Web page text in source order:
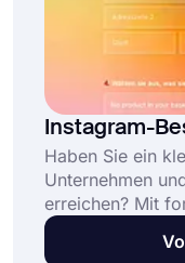
Instagram-
Haben Sie ein
Unternehmen
erreichen? Mit